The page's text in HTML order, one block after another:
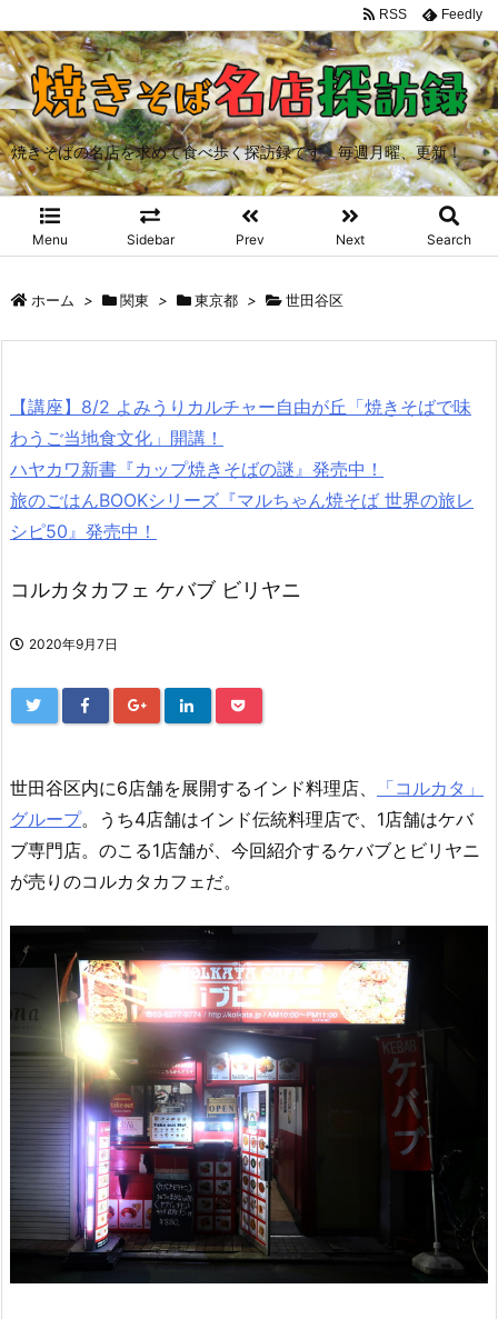
焼きそばの名店を求めて食べ歩く探訪録です。毎週月曜、更新！
Menu Sidebar Prev Next Search
RSS Feedly
ホーム > 関東 > 東京都 > 世田谷区
【講座】8/2 よみうりカルチャー自由が丘「焼きそばで味
わうご当地食文化」開講！
ハヤカワ新書『カップ焼きそばの謎』発売中！
旅のごはんBOOKシリーズ『マルちゃん焼そば 世界の旅レ
シピ50』発売中！
コルカタカフェ ケバブ ビリヤニ
2020年9月7日
世田谷区内に6店舗を展開するインド料理店、
「コルカタ」
グループ。うち4店舗はインド伝統料理店で、1店舗はケバ
ブ専門店。のこる1店舗が、今回紹介するケバブとビリヤニ
が売りのコルカタカフェだ。